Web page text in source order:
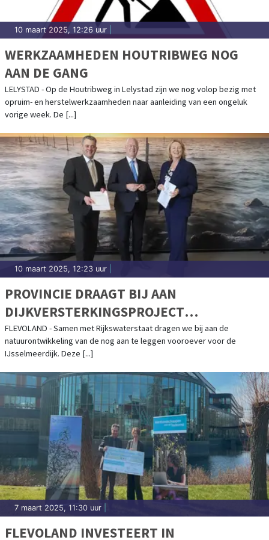
10 maart 2025, 12:26 uur
WERKZAAMHEDEN HOUTRIBWEG NOG
AAN DE GANG
LELYSTAD - Op de Houtribweg in Lelystad zijn we nog volop bezig met
opruim- en herstelwerkzaamheden naar aanleiding van een ongeluk
vorige week. De [...]
10 maart 2025, 12:23 uur
PROVINCIE DRAAGT BIJ AAN
DIJKVERSTERKINGSPROJECT
IJSSELMEERDIJK
FLEVOLAND - Samen met Rijkswaterstaat dragen we bij aan de
natuurontwikkeling van de nog aan te leggen vooroever voor de
IJsselmeerdijk. Deze [...]
7 maart 2025, 11:30 uur
FLEVOLAND INVESTEERT IN